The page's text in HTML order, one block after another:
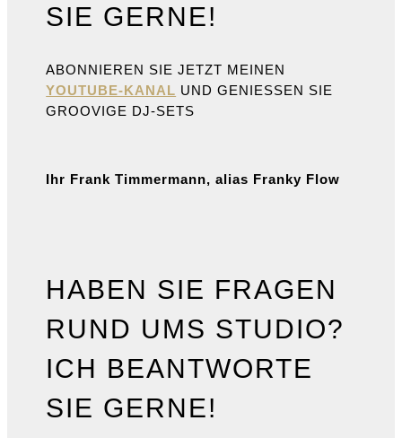
SIE GERNE!
ABONNIEREN SIE JETZT MEINEN
YOUTUBE-KANAL UND GENIESSEN SIE
GROOVIGE DJ-SETS
Ihr Frank Timmermann, alias Franky Flow
HABEN SIE FRAGEN
RUND UMS STUDIO?
ICH BEANTWORTE
SIE GERNE!